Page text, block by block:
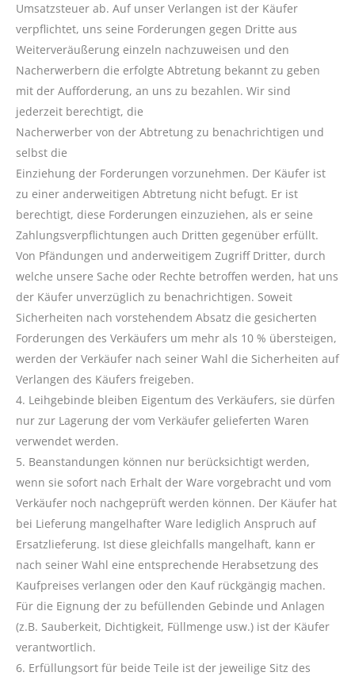
Umsatzsteuer ab. Auf unser Verlangen ist der Käufer
verpflichtet, uns seine Forderungen gegen Dritte aus
Weiterveräußerung einzeln nachzuweisen und den
Nacherwerbern die erfolgte Abtretung bekannt zu geben
mit der Aufforderung, an uns zu bezahlen. Wir sind
jederzeit berechtigt, die
Nacherwerber von der Abtretung zu benachrichtigen und
selbst die
Einziehung der Forderungen vorzunehmen. Der Käufer ist
zu einer anderweitigen Abtretung nicht befugt. Er ist
berechtigt, diese Forderungen einzuziehen, als er seine
Zahlungsverpflichtungen auch Dritten gegenüber erfüllt.
Von Pfändungen und anderweitigem Zugriff Dritter, durch
welche unsere Sache oder Rechte betroffen werden, hat uns
der Käufer unverzüglich zu benachrichtigen. Soweit
Sicherheiten nach vorstehendem Absatz die gesicherten
Forderungen des Verkäufers um mehr als 10 % übersteigen,
werden der Verkäufer nach seiner Wahl die Sicherheiten auf
Verlangen des Käufers freigeben.
4. Leihgebinde bleiben Eigentum des Verkäufers, sie dürfen
nur zur Lagerung der vom Verkäufer gelieferten Waren
verwendet werden.
5. Beanstandungen können nur berücksichtigt werden,
wenn sie sofort nach Erhalt der Ware vorgebracht und vom
Verkäufer noch nachgeprüft werden können. Der Käufer hat
bei Lieferung mangelhafter Ware lediglich Anspruch auf
Ersatzlieferung. Ist diese gleichfalls mangelhaft, kann er
nach seiner Wahl eine entsprechende Herabsetzung des
Kaufpreises verlangen oder den Kauf rückgängig machen.
Für die Eignung der zu befüllenden Gebinde und Anlagen
(z.B. Sauberkeit, Dichtigkeit, Füllmenge usw.) ist der Käufer
verantwortlich.
6. Erfüllungsort für beide Teile ist der jeweilige Sitz des